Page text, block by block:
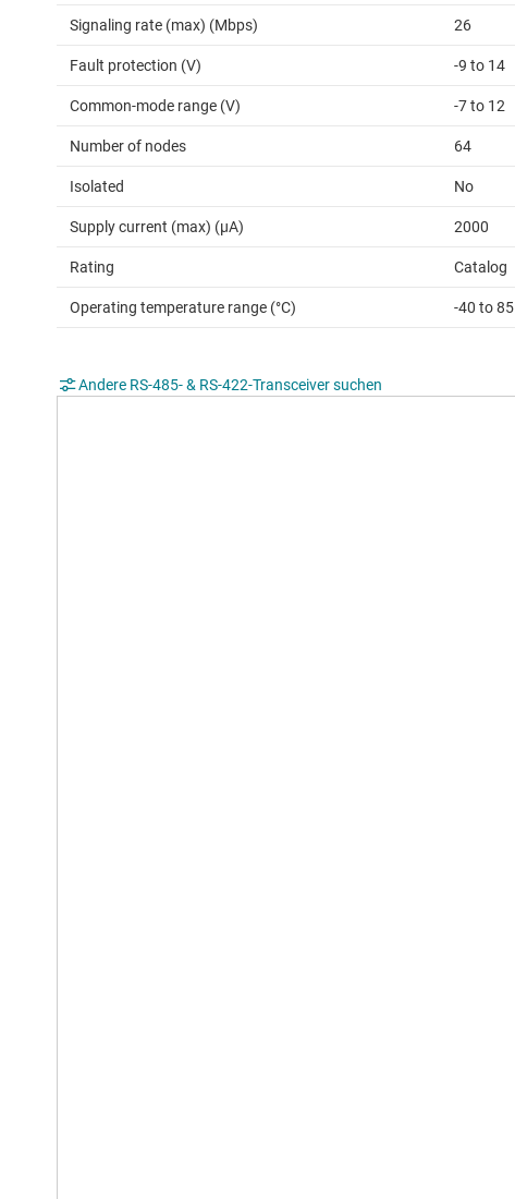
Signaling rate (max) (Mbps) 26
Fault protection (V) -9 to 14
Common-mode range (V) -7 to 12
Number of nodes 64
Isolated No
Supply current (max) (µA) 2000
Rating Catalog
Operating temperature range (°C) -40 to 85
Andere RS-485- & RS-422-Transceiver suchen